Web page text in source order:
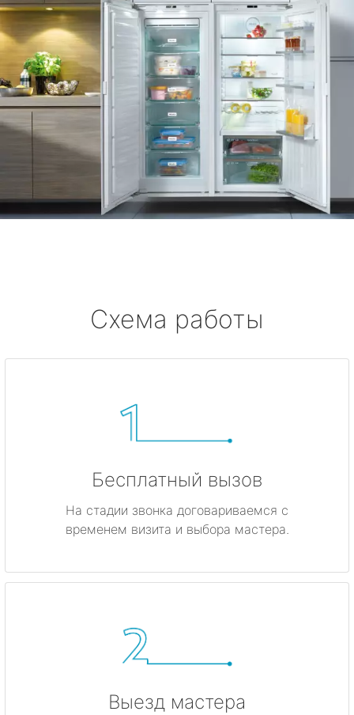
Схема работы
Бесплатный вызов
На стадии звонка договариваемся с
временем визита и выбора мастера.
Выезд мастера